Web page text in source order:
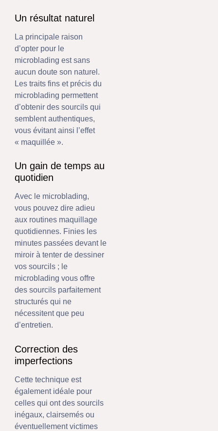
Un résultat naturel
La principale raison
d’opter pour le
microblading est sans
aucun doute son naturel.
Les traits fins et précis du
microblading permettent
d’obtenir des sourcils qui
semblent authentiques,
vous évitant ainsi l’effet
« maquillée ».
Un gain de temps au
quotidien
Avec le microblading,
vous pouvez dire adieu
aux routines maquillage
quotidiennes. Finies les
minutes passées devant le
miroir à tenter de dessiner
vos sourcils ; le
microblading vous offre
des sourcils parfaitement
structurés qui ne
nécessitent que peu
d’entretien.
Correction des
imperfections
Cette technique est
également idéale pour
celles qui ont des sourcils
inégaux, clairsemés ou
éventuellement victimes